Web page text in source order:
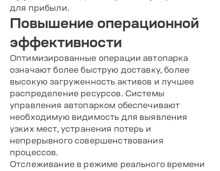
для прибыли.
Повышение операционной
эффективности
Оптимизированные операции автопарка
означают более быструю доставку, более
высокую загруженность активов и лучшее
распределение ресурсов. Системы
управления автопарком обеспечивают
необходимую видимость для выявления
узких мест, устранения потерь и
непрерывного совершенствования
процессов.
Отслеживание в режиме реального времени